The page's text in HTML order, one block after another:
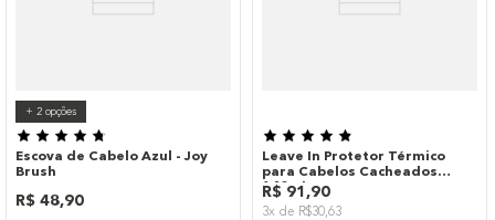
+ 2opções
Escova de Cabelo Azul - Joy
Brush
R$ 48,90
Leave In Protetor Térmico
para Cabelos Cacheados
140ml
R$ 91 ,90
3x de R$30,63